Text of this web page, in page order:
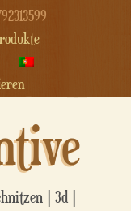
| 3d |